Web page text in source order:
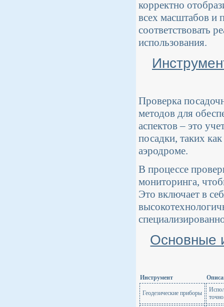
корректно
всех масштабов и
соответствовать
использования.
Проверка
методов для
аспектов – это
посадки, таких
аэродроме.
В процессе
мониторинга,
Это включает в
Основные
Инструмент
Геодезические приборы